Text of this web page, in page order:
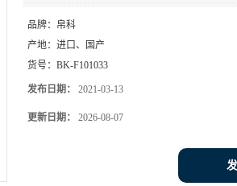
品牌： 帛科
产地： 进口、国产
货号： BK-F101033
发布日期： 2021-03-13
更新日期： 2026-08-07